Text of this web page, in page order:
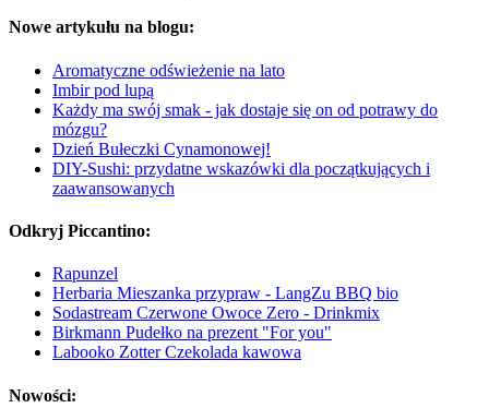
Nowe artykułu na blogu:
Aromatyczne odświeżenie na lato
Imbir pod lupą
Każdy ma swój smak - jak dostaje się on od potrawy do
mózgu?
Dzień Bułeczki Cynamonowej!
DIY-Sushi: przydatne wskazówki dla początkujących i
zaawansowanych
Odkryj Piccantino:
Rapunzel
Herbaria Mieszanka przypraw - LangZu BBQ bio
Sodastream Czerwone Owoce Zero - Drinkmix
Birkmann Pudełko na prezent "For you"
Labooko Zotter Czekolada kawowa
Nowości: